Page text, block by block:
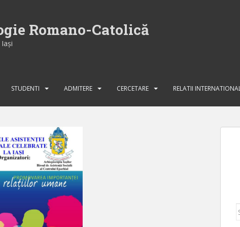
Romano-Catolică
STUDENTI ADMITERE CERCETARE RELATII